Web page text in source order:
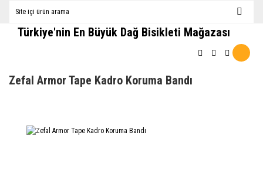
Türkiye'nin En Büyük Dağ Bisikleti Mağazası
Zefal Armor Tape Kadro Koruma Bandı